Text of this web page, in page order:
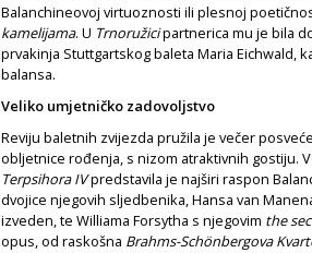
Balanchineovoj virtuoznosti ili plesnoj
kamelijama. U Trnoružicipartnerica mu je bila
prvakinja Stuttgartskog baleta Maria Eichwald,
balansa.
Veliko umjetničko zadovoljstvo
Reviju baletnih zvijezda pružila je večer
obljetnice rođenja, s nizom atraktivnih gostiju.
Terpsihora IVpredstavila je najširi raspon
dvojice njegovih sljedbenika, Hansa van
izveden, te Williama Forsytha s njegovim the
opus, od raskošna Brahms-Schönbergova